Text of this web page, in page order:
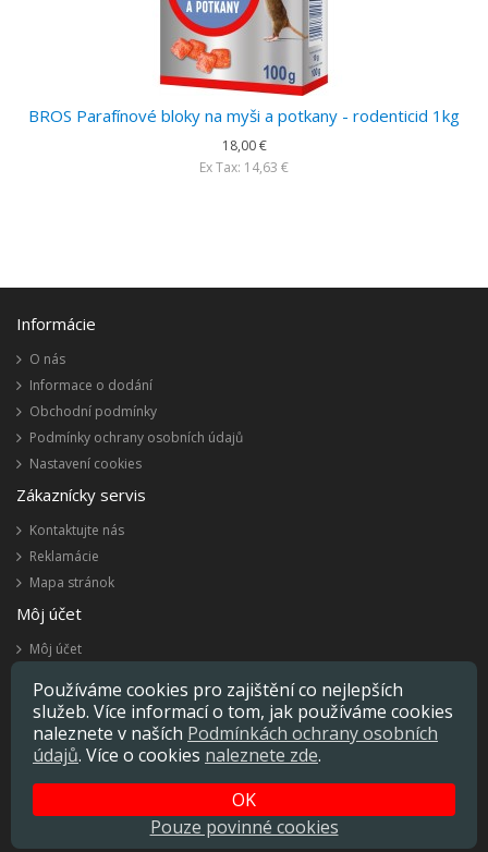
BROS Parafínové bloky na myši a potkany - rodenticid 1kg
18,00 €
Ex Tax: 14,63 €
Informácie
O nás
Informace o dodání
Obchodní podmínky
Podmínky ochrany osobních údajů
Nastavení cookies
Zákaznícky servis
Kontaktujte nás
Reklamácie
Mapa stránok
Môj účet
Môj účet
Obľúbené produkty
Novinky
Deratizační-Staničky.cz
Stop škůdcům s.r.o. © 2025
Používáme cookies pro zajištění co nejlepších
služeb. Více informací o tom, jak používáme cookies
naleznete v naších Podmínkách ochrany osobních
údajů. Více o cookies naleznete zde.
OK
Pouze povinné cookies